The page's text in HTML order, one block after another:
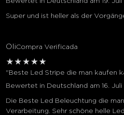
Super und ist heller als der
OliCompra Verificada
★ ★ ★ ★ ★
"Beste Led Stripe die man kaufen
Bewertet in Deutschland am 16.
Die Beste Led Beleuchtung die
Verarbeitung. Sehr schöne helle